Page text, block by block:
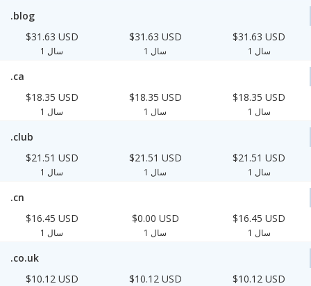
.blog
$31.63 USD
1 سال
$31.63 USD
1 سال
$31.63 USD
1 سال
.ca
$18.35 USD
1 سال
$18.35 USD
1 سال
$18.35 USD
1 سال
.club
$21.51 USD
1 سال
$21.51 USD
1 سال
$21.51 USD
1 سال
.cn
$16.45 USD
1 سال
$0.00 USD
1 سال
$16.45 USD
1 سال
.co.uk
$10.12 USD
$10.12 USD $10.12 USD